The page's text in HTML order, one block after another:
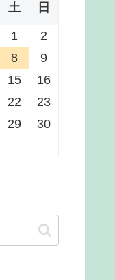
土 日
1
2
8
9
15
16
22
23
29
30